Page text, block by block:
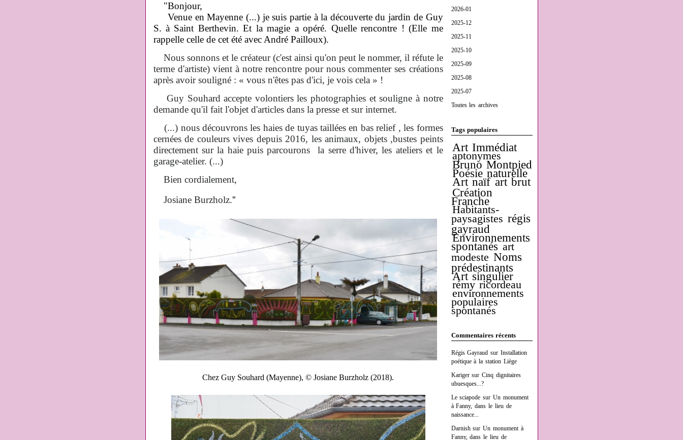
2026-01
2025-12
2025-11
2025-10
2025-09
2025-08
2025-07
Toutes les archives
Tags populaires
Art Immédiat
aptonymes
Bruno Montpied
Poésie naturelle
Art naïf art brut
Création
Franche
Habitants-
paysagistes régis
gayraud
Environnements
spontanés art
modeste Noms
prédestinants
Art singulier
rémy ricordeau
environnements
populaires
spontanés
Commentaires récents
Régis Gayraud surInstallation
poétique à la station Liège
KarigersurCinq dignitaires
ubuesques...?
Le sciapode surUn monument
à Fanny, dans le lieu de
naissance...
DarnishsurUn monument à
Fanny, dans le lieu de
"Bonjour,
Venue en Mayenne (...) je suis partie à la découverte du jardin de Guy
S. à Saint Berthevin. Et la magie a opéré. Quelle rencontre ! (Elle me
rappelle celle de cet été avec André Pailloux).
Nous sonnons et le créateur (c'est ainsi qu'on peut le nommer, il réfute le
terme d'artiste) vient à notre rencontre pour nous commenter ses créations
après avoir souligné : « vous n'êtes pas d'ici, je vois cela » !
Guy Souhard accepte volontiers les photographies et souligne à notre
demande qu'il fait l'objet d'articles dans la presse et sur internet.
(...) nous découvrons les haies de tuyas taillées en bas relief , les formes
cernées de couleurs vives depuis 2016, les animaux, objets ,bustes peints
directement sur la haie puis parcourons la serre d'hiver, les ateliers et le
garage-atelier. (...)
Bien cordialement,
Josiane Burzholz."
Chez Guy Souhard (Mayenne), © Josiane Burzholz (2018).